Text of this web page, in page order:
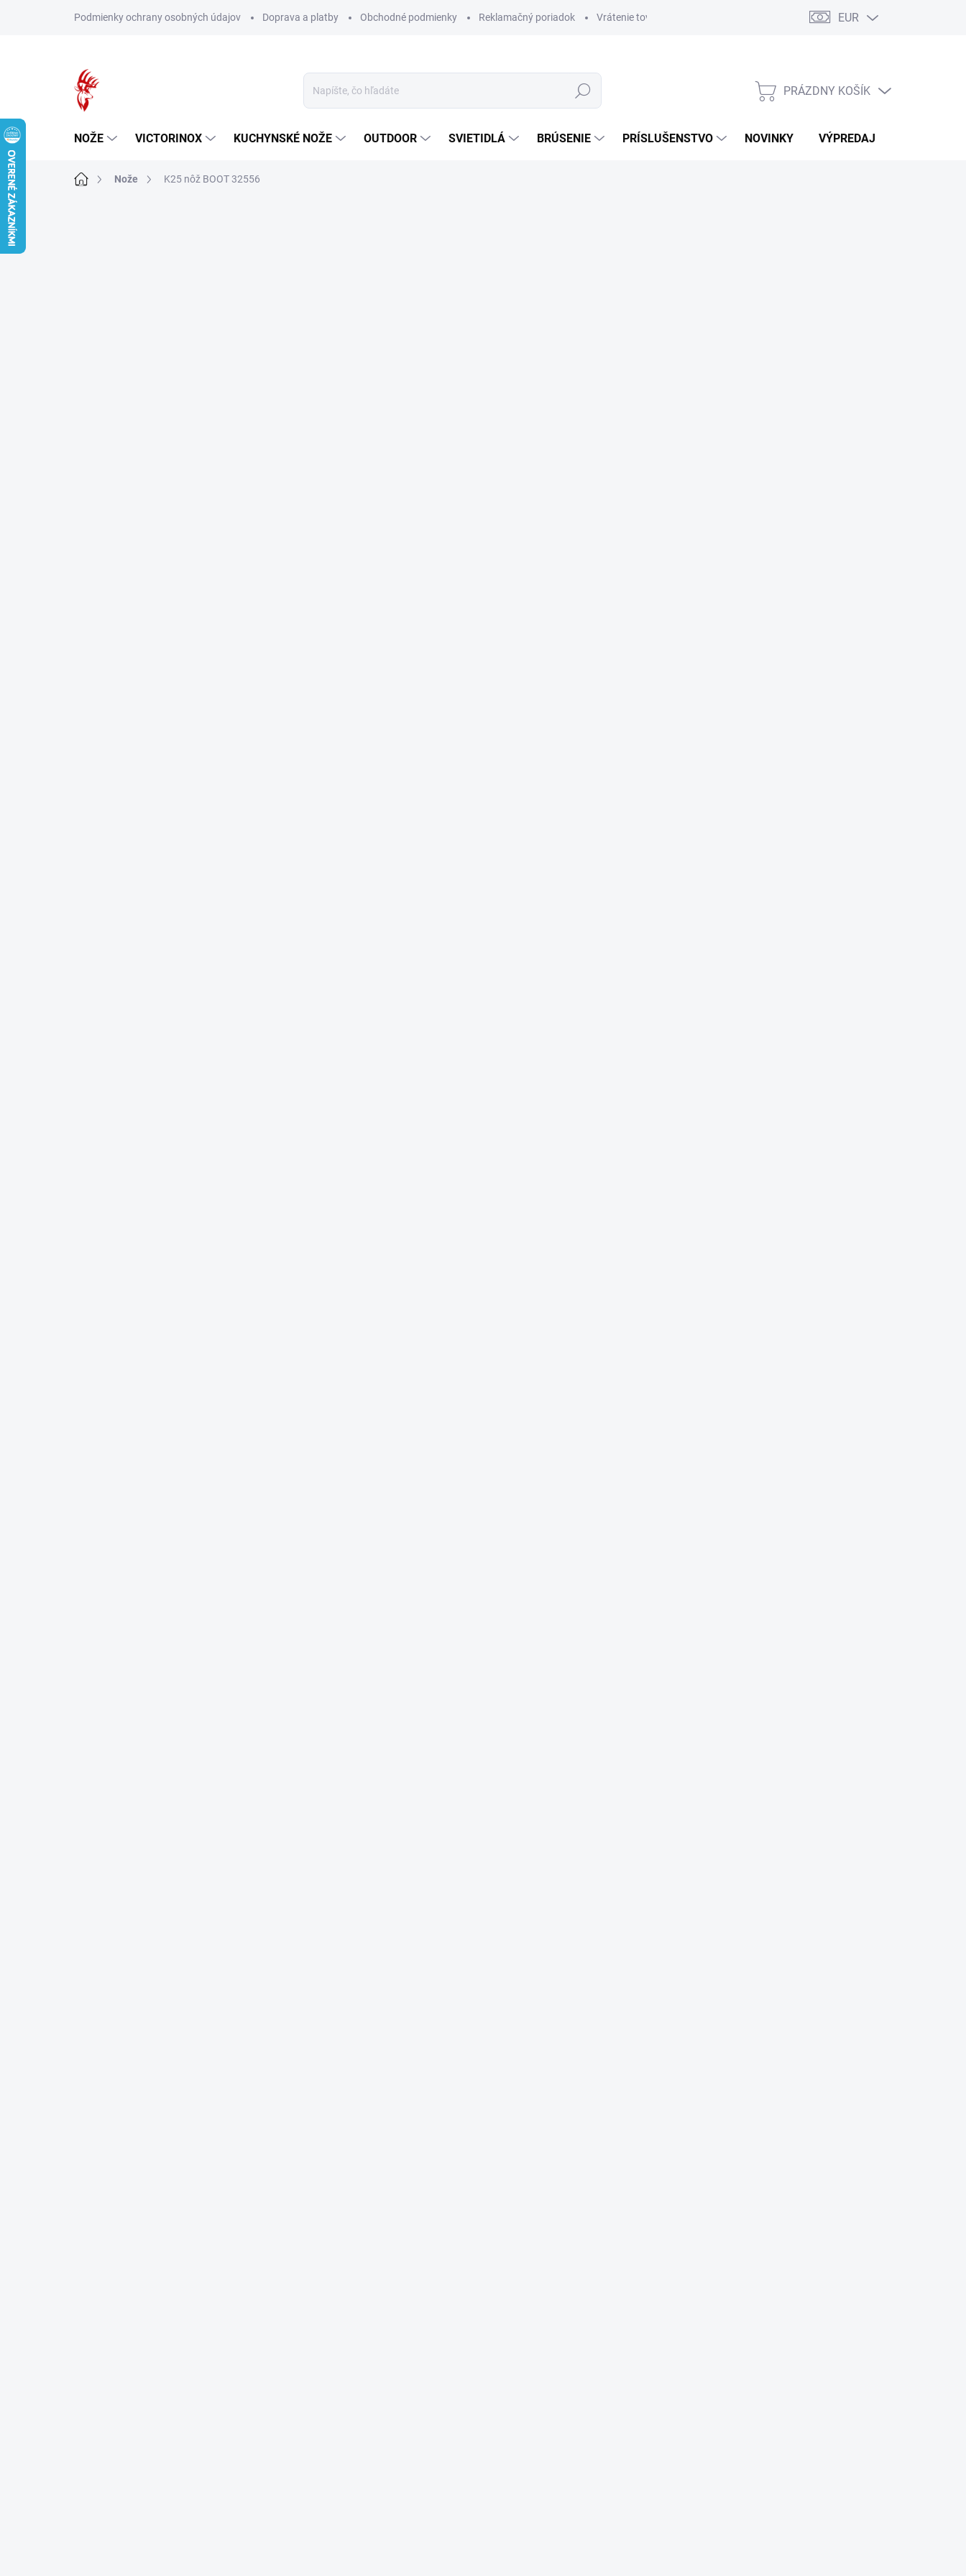
Podmienky ochrany osobných údajov Doprava a platby Obchodné podmienky Reklamačný poriadok Vrátenie tovaru EUR
Hľadať
NÁKUPNÝ
PRÁZDNY KOŠÍK
NOŽE VICTORINOX KUCHYNSKÉ NOŽE OUTDOOR SVIETIDLÁ BRÚSENIE PRÍSLUŠENSTVO NOVINKY VÝPREDAJ
DomovNože K25 nôž BOOT 32556